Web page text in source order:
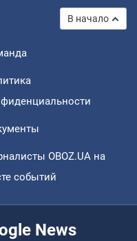
В начало
OBOZ.UA на
событий
News